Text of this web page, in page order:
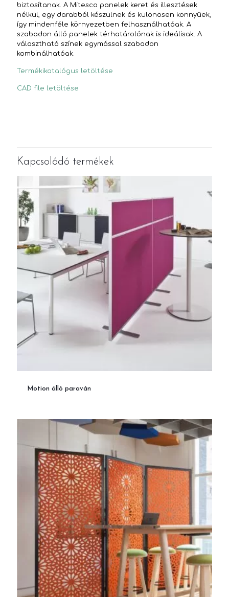
biztosítanak. A Mitesco panelek keret és illesztések
nélkül, egy darabból készülnek és különösen könnyûek,
így mindenféle környezetben felhasználhatóak. A
szabadon álló panelek térhatárolónak is ideálisak. A
választható színek egymással szabadon
kombinálhatóak.
Termékikatalógus letöltése
CAD file letöltése
Kapcsolódó termékek
Motion álló paraván